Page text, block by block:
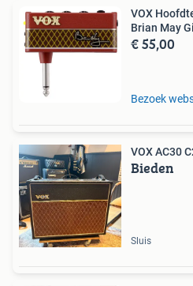
VOX
Brian May
€ 55,00
Bezoek
VOX AC30
Bieden
Sluis